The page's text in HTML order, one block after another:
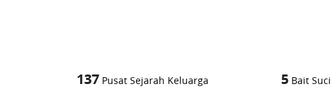
137 Pusat Sejarah Keluarga 5 Bait Suci